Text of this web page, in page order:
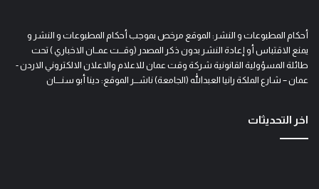
أحكام المطبوعات و النشر: الموقع مرخص بموجب أحكام المطبوعات و النشر و
يمنع الاقتباس أو إعادة النشر بدون ذكر المصدر (وقـــت عمــان الاخباري ) تحت
طائلة المسؤولية القانونية شركة وقت عمان للاعلام والاعلان الالكتروني الاردن -
عمان – شارع الملكة رانيا العبدالله (الجامعة) ناشـــر الموقع: دينا أبو سنــــان
اخر التحديثات